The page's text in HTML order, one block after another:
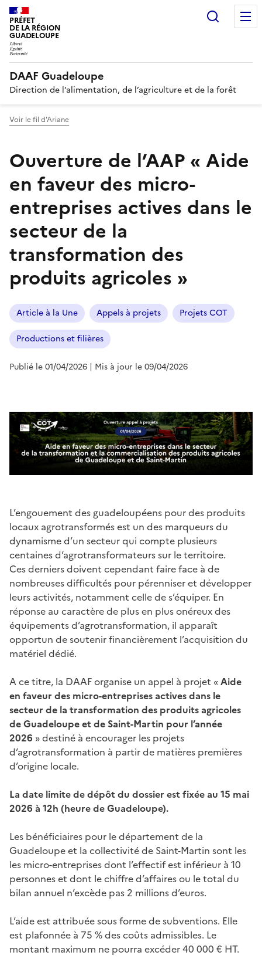
Panneau de gestion des cookies
PRÉFET
DE LA RÉGION
GUADELOUPE
DAAF Guadeloupe
Direction de l’alimentation, de l’agriculture et de la forêt
Voir le fil d'Ariane
Ouverture de l’AAP « Aide
en faveur des micro-
entreprises actives dans le
secteur de la
transformation des
produits agricoles »
Article à la Une Appels à projets Projets COT
Productions et filières
Publié le 01/04/2026 | Mis à jour le 09/04/2026
L’engouement des guadeloupéens pour des produits
locaux agrotransformés est un des marqueurs du
dynamisme d’un secteur qui compte plusieurs
centaines d’agrotransformateurs sur le territoire.
Ces derniers doivent cependant faire face à de
nombreuses difficultés pour pérenniser et développer
leurs activités, notamment celle de s’équiper. En
réponse au caractère de plus en plus onéreux des
équipements d’agrotransformation, il apparaît
opportun de soutenir financièrement l’acquisition du
matériel dédié.
A ce titre, la DAAF organise un appel à projet «Aide
en faveur des micro-entreprises actives dans le
secteur de la transformation des produits agricoles
de Guadeloupe et de Saint-Martin pour l’année
2026 » destiné à encourager les projets
d’agrotransformation à partir de matières premières
d’origine locale.
La date limite de dépôt du dossier est fixée au 15 mai
2026 à 12h (heure de Guadeloupe).
Les bénéficiaires pour le département de la
Guadeloupe et la collectivité de Saint-Martin sont les
les micro-entreprises dont l’effectif est inférieur à 10
personnes et dont le chiffre d’affaires ou le total du
bilan annuel n’excède pas 2 millions d’euros.
L’aide est attribuée sous forme de subventions. Elle
est plafonnée à 75 % des coûts admissibles. Le
montant maximum ne pourra excéder 40 000 € HT.